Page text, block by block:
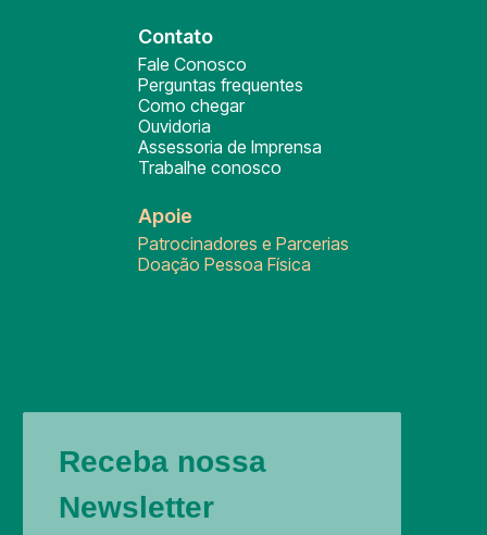
Contato
Fale Conosco
Perguntas frequentes
Como chegar
Ouvidoria
Assessoria de Imprensa
Trabalhe conosco
Apoie
Patrocinadores e Parcerias
Doação Pessoa Física